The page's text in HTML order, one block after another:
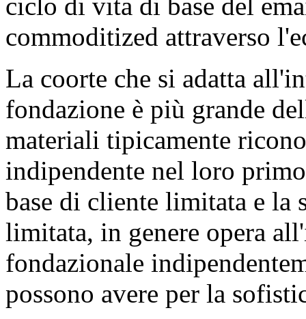
commoditized attraverso
La coorte che si adatta
fondazione è più grande
materiali tipicamente
indipendente nel loro
base di cliente limitata e la
limitata, in genere opera
fondazionale
possono avere per la